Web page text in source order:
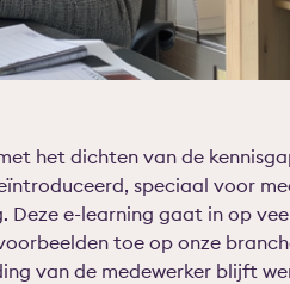
het dichten van de
speciaal voor
Deze e-learning gaat in op
toe op onze
van de medewerker blijft